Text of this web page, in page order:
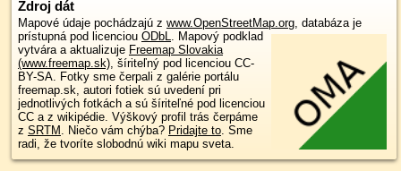
Zdroj dát
Mapové údaje pochádzajú z www.OpenStreetMap.org, databáza je
prístupná pod licenciou ODbL. Mapový podklad
vytvára a aktualizuje Freemap Slovakia
(www.freemap.sk), šíriteľný pod licenciou CC-
BY-SA. Fotky sme čerpali z galérie portálu
freemap.sk, autori fotiek sú uvedení pri
jednotlivých fotkách a sú šíriteľné pod licenciou
CC a z wikipédie. Výškový profil trás čerpáme
z SRTM . Niečo vám chýba? Pridajte to. Sme
radi, že tvoríte slobodnú wiki mapu sveta.